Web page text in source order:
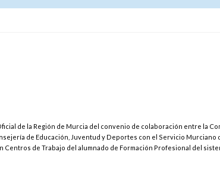
de la Región de Murcia del convenio de colaboración entre la
de Educación, Juventud y Deportes con el Servicio Murciano
de Trabajo del alumnado de Formación Profesional del